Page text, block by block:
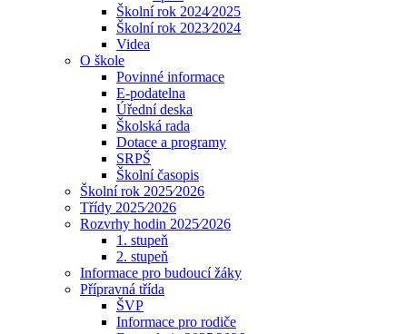
Školní rok 2024⁄2025
Školní rok 2023⁄2024
Videa
O škole
Povinné informace
E-podatelna
Úřední deska
Školská rada
Dotace a programy
SRPŠ
Školní časopis
Školní rok 2025⁄2026
Třídy 2025⁄2026
Rozvrhy hodin 2025⁄2026
1. stupeň
2. stupeň
Informace pro budoucí žáky
Přípravná třída
ŠVP
Informace pro rodiče